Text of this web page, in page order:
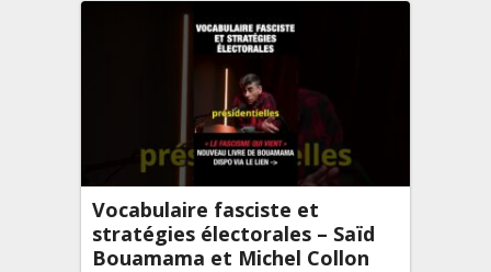
Vocabulaire fasciste et
stratégies électorales – Saïd
Bouamama et Michel Collon